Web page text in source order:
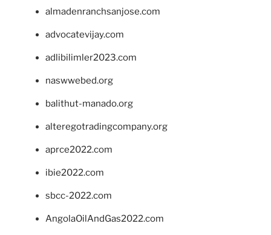
almadenranchsanjose.com
advocatevijay.com
adlibilimler2023.com
naswwebed.org
balithut-manado.org
alteregotradingcompany.org
aprce2022.com
ibie2022.com
sbcc-2022.com
AngolaOilAndGas2022.com